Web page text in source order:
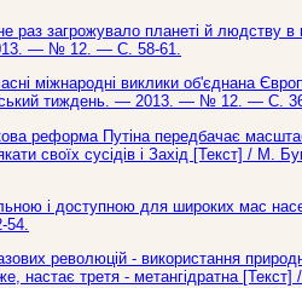
загрожувало планеті й людству в
— № 12. — С. 58-61.
міжнародні виклики об'єднана
тиждень. — 2013. — № 12. — С.
реформа Путіна передбачає
своїх сусідів і Захід [Текст] / М.
і доступною для широких мас
революцій - використання
настає третя - метангідратна